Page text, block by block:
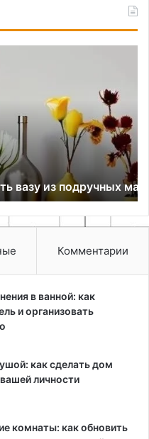
материалов
Комментарии
в ванной: как
и организовать
как сделать дом
личности
комнаты: как обновить